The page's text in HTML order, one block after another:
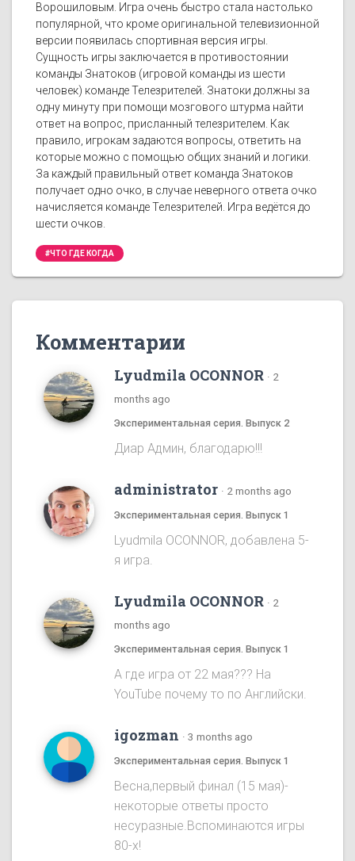
Ворошиловым. Игра очень быстро стала настолько
популярной, что кроме оригинальной телевизионной
версии появилась спортивная версия игры.
Сущность игры заключается в противостоянии
команды Знатоков (игровой команды из шести
человек) команде Телезрителей. Знатоки должны за
одну минуту при помощи мозгового штурма найти
ответ на вопрос, присланный телезрителем. Как
правило, игрокам задаются вопросы, ответить на
которые можно с помощью общих знаний и логики.
За каждый правильный ответ команда Знатоков
получает одно очко, в случае неверного ответа очко
начисляется команде Телезрителей. Игра ведётся до
шести очков.
#ЧТО ГДЕ КОГДА
Комментарии
Lyudmila OCONNOR · 2
months ago
Экспериментальная серия. Выпуск 2
Диар Админ, благодарю!!!
administrator · 2 months ago
Экспериментальная серия. Выпуск 1
Lyudmila OCONNOR, добавлена 5-
я игра.
Lyudmila OCONNOR · 2
months ago
Экспериментальная серия. Выпуск 1
А где игра от 22 мая??? На
YouTube почему то по Английски.
igozman · 3 months ago
Экспериментальная серия. Выпуск 1
Весна,первый финал (15 мая)-
некоторые ответы просто
несуразные.Вспоминаются игры
80-х!